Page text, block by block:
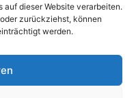
dieser Website verarbeiten.
zurückziehst, können
werden.